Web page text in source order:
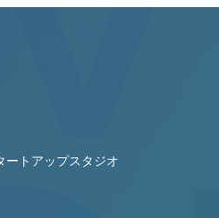
ートアップスタジオ